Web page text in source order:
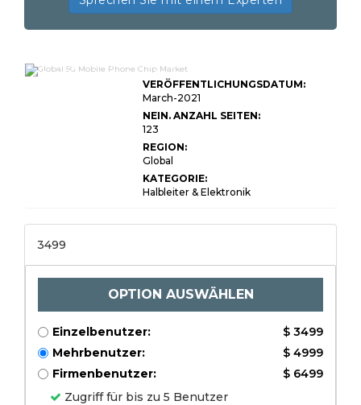
Global 5G Mobiltelefonchip
-Marktforschungsbericht
2022 Professional EditionVERÖFFENTLICHUNGSDATUM:
March-2021
NEIN. ANZAHL SEITEN:
123
REGION:
Global
KATEGORIE:
Halbleiter & Elektronik
3499
OPTION AUSWÄHLEN
Einzelbenutzer:
$ 3499
Mehrbenutzer:
$ 4999
Firmenbenutzer:
$ 6499
Zugriff für bis zu 5 Benutzer